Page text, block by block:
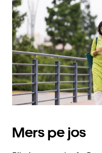
săgeata
îndreptată
în
jos.
Închide
calendarul
apăsând
pe
butonul
Escape.
Mers pe jos